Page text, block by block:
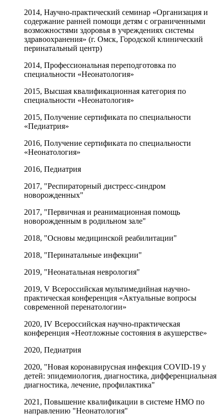
2014, Научно-практический семинар «Организация и
содержание ранней помощи детям с ограниченными
возможностями здоровья в учреждениях системы
здравоохранения» (г. Омск, Городской клинический
перинатальный центр)
2014, Профессиональная переподготовка по
специальности «Неонатология»
2015, Высшая квалификационная категория по
специальности «Неонатология»
2015, Получение сертификата по специальности
«Педиатрия»
2016, Получение сертификата по специальности
«Неонатология»
2016, Педиатрия
2017, "Респираторный дистресс-синдром
новорожденных"
2017, "Первичная и реанимационная помощь
новорожденным в родильном зале"
2018, "Основы медицинской реабилитации"
2018, "Перинатальные инфекции"
2019, "Неонатальная неврология"
2019, V Всероссийская мультимедийная научно-
практическая конференция «Актуальные вопросы
современной перенатологии»
2020, IV Всероссийская научно-практическая
конференция «Неотложные состояния в акушерстве»
2020, Педиатрия
2020, "Новая коронавирусная инфекция COVID-19 у
детей: эпидемиология, диагностика, дифференциальная
диагностика, лечение, профилактика"
2021, Повышение квалификации в системе НМО по
направлению "Неонатология"